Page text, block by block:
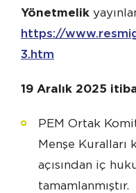
Yönetmelik
https://
3.htm
19 Aralık 2025
PEM Ortak
Menşe
açısından iç
tamamlanmıştır.